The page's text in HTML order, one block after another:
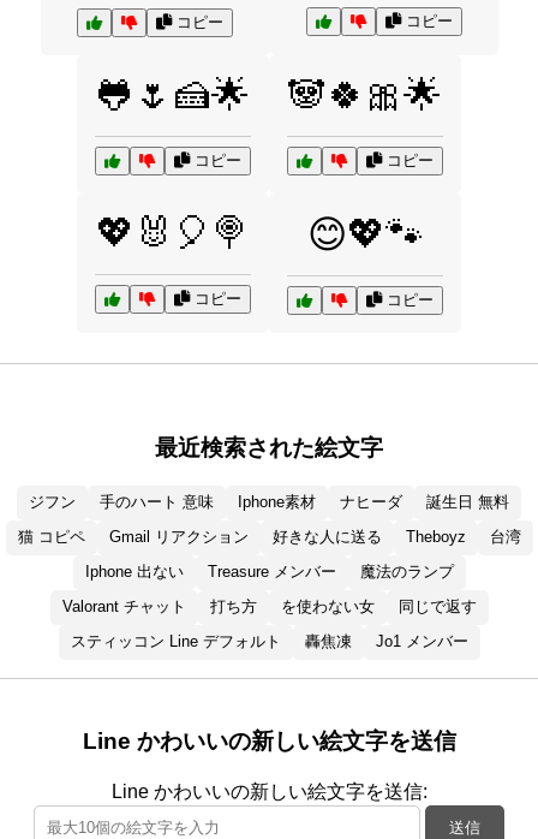
コピー コピー
🐸🌷🍰🌟
コピー
🐼🍀🎀🌟
コピー
💖🐰🎈🍭
コピー
😊💖🐾
コピー
最近検索された絵文字
ジフン 手のハート 意味 Iphone素材 ナヒーダ
誕生日 無料
猫 コピペ
Gmail リアクション 好きな人に送る Theboyz
台湾
Iphone 出ない
Treasure メンバー
魔法のランプ
Valorant チャット
打ち方 を使わない女
同じで返す
スティッコン Line デフォルト
轟焦凍 Jo1 メンバー
Line かわいいの新しい絵文字を送信
Line かわいいの新しい絵文字を送信:
送信